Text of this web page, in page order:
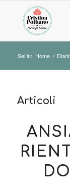
Sei in: Home /
Articoli